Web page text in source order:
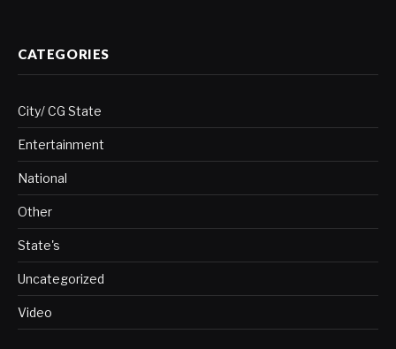
CATEGORIES
City/ CG State
Entertainment
National
Other
State's
Uncategorized
Video